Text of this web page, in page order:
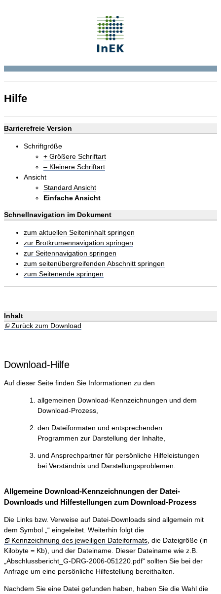
Hilfe
Barrierefreie Version
Schriftgröße
+ Größere Schriftart
– Kleinere Schriftart
Ansicht
Standard Ansicht
Einfache Ansicht
Schnellnavigation im Dokument
zum aktuellen Seiteninhalt springen
zur Brotkrumennavigation springen
zur Seitennavigation springen
zum seitenübergreifenden Abschnitt springen
zum Seitenende springen
Inhalt
Zurück zum Download
Download-Hilfe
Auf dieser Seite finden Sie Informationen zu den
allgemeinen Download-Kennzeichnungen und dem
Download-Prozess,
den Dateiformaten und entsprechenden
Programmen zur Darstellung der Inhalte,
und Ansprechpartner für persönliche Hilfeleistungen
bei Verständnis und Darstellungsproblemen.
Allgemeine Download-Kennzeichnungen der Datei-
Downloads und Hilfestellungen zum Download-Prozess
Die Links bzw. Verweise auf Datei-Downloads sind allgemein mit
dem Symbol „“ eingeleitet. Weiterhin folgt die
Kennzeichnung des jeweiligen Dateiformats , die Dateigröße (in
Kilobyte = Kb), und der Dateiname. Dieser Dateiname wie z.B.
„Abschlussbericht_G-DRG-2006-051220.pdf“ sollten Sie bei der
Anfrage um eine persönliche Hilfestellung bereithalten.
Nachdem Sie eine Datei gefunden haben, haben Sie die Wahl die